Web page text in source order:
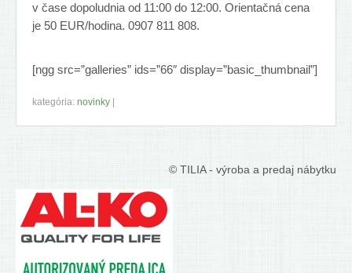
Rekl. poriadok
v čase dopoludnia od 11:00 do 12:00. Orientačná cena
je 50 EUR/hodina. 0907 811 808.
[ngg src=”galleries” ids=”66″ display=”basic_thumbnail”]
kategória: novinky
© TILIA - výroba a predaj nábytku